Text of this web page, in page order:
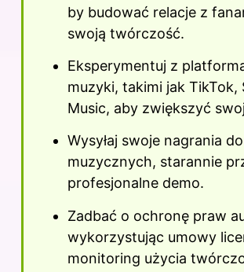
by budować relacje z
swoją twórczość.
Eksperymentuj z
muzyki, takimi jak TikTok,
Music, aby zwiększyć
Wysyłaj swoje nagrania
muzycznych, starannie
profesjonalne demo.
Zadbać o ochronę praw
wykorzystując umowy
monitoring użycia